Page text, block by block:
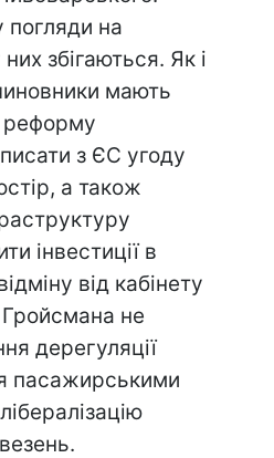
погляди на
збігаються. Як і
мають
реформу
з ЄС угоду
а також
інвестиції в
від кабінету
не
дерегуляції
пасажирськими